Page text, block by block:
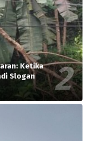
Ketika
Slogan